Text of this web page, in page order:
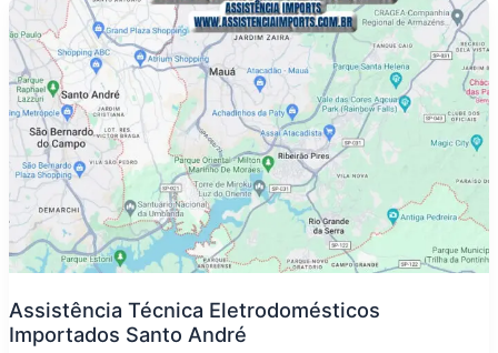
Assistência Técnica Eletrodomésticos
Importados Santo André